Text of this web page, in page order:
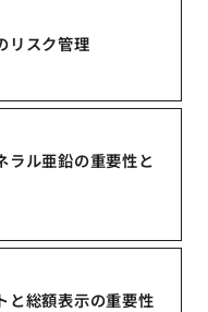
リスク管理
ラル亜鉛の重要性と
と総額表示の重要性